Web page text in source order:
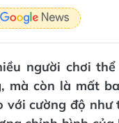
người chơi
mà còn là mất
cường độ như